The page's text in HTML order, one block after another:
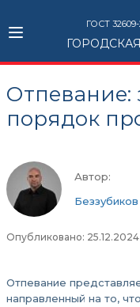
ГОСТ 32609-
Отпевание:
порядок
Автор:
Опубликовано: 25.12.2024
Отпевание
направленный на то,